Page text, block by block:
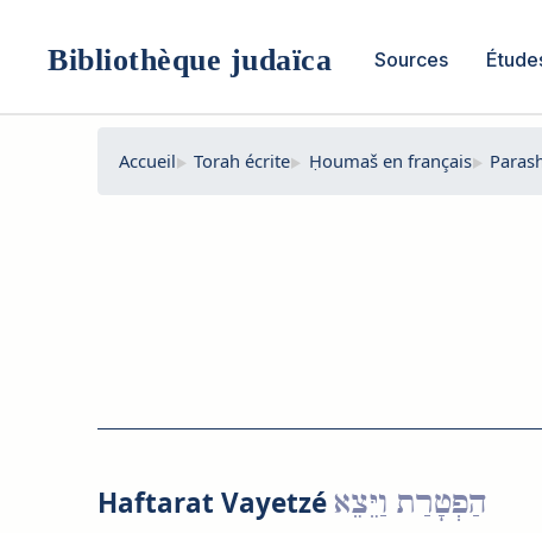
Bibliothèque judaïca Sources
Accueil Torah écrite Ḥoumaš en français
Haftarat Vayetzé הַפְטָרַת וַיֵּצֵא